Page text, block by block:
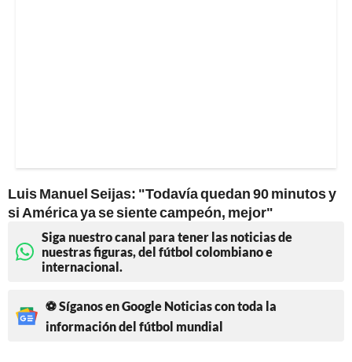
Luis Manuel Seijas: "Todavía quedan 90 minutos y
si América ya se siente campeón, mejor"
Siga nuestro canal para tener las noticias de
nuestras figuras, del fútbol colombiano e
internacional.
⚽ Síganos en Google Noticias con toda la
información del fútbol mundial